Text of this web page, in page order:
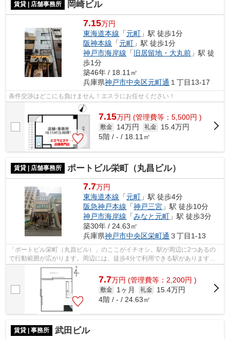
賃貸 | 店舗事務所 岡崎ビル
7.15万円
東海道本線 「元町 」駅 徒歩1分
阪神本線 「元町 」駅 徒歩1分
神戸市海岸線 「 旧居留地・大丸前 」駅 徒
歩1分
築46年 / 18.11㎡
兵庫県神戸市中央区元町通 １丁目13-17
条件交渉はどこにも負けません！エスラにお任せください！
7.15万円 (管理費等：5,500円 )
敷金 14万円 礼金
15.4万円
5階 / - / 18.11㎡
賃貸 | 店舗事務所 ポートビル栄町（丸昌ビル）
7.7万円
東海道本線 「元町 」駅 徒歩4分
阪急神戸本線 「神戸三宮 」駅 徒歩10分
神戸市海岸線 「みなと元町 」駅 徒歩3分
築30年 / 24.63㎡
兵庫県神戸市中央区栄町通 ３丁目1-13
「ポートビル栄町（丸昌ビル）」のここがイチオシ。駅が周辺に2つあるの
で行動範囲が広がります。周辺には、徒歩4分で利用できる駅があります。
クレジットカードで初期費用がお支払い...
7.7万円 (管理費等：2,200円 )
敷金 1ヶ月 礼金
15.4万円
4階 / - / 24.63㎡
賃貸 | 事務所 武田ビル